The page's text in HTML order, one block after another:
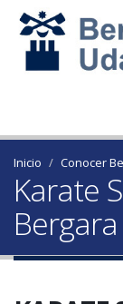
Inicio Conocer
Karate
Bergara